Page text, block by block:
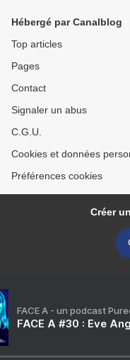
Hébergé par Canalblog
Top articles
Pages
Contact
Signaler un abus
C.G.U.
Cookies et données
Préférences cookies
Créer
FACE A - un podcast
FACE A #30 : Eve